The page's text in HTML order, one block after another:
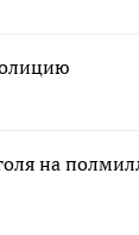
на